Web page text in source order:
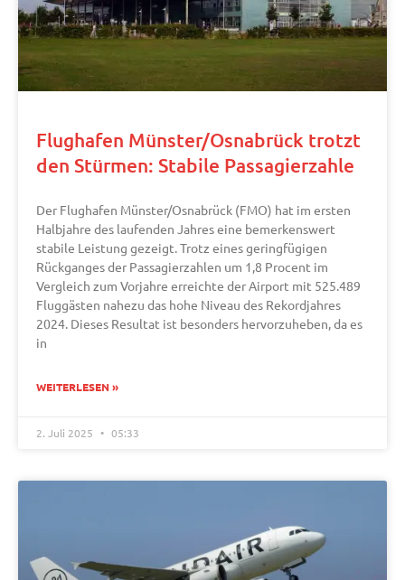
Flughafen Münster/Osnabrück trotzt
den Stürmen: Stabile Passagierzahle
Der Flughafen Münster/Osnabrück (FMO) hat im ersten
Halbjahre des laufenden Jahres eine bemerkenswert
stabile Leistung gezeigt. Trotz eines geringfügigen
Rückganges der Passagierzahlen um 1,8 Procent im
Vergleich zum Vorjahre erreichte der Airport mit 525.489
Fluggästen nahezu das hohe Niveau des Rekordjahres
2024. Dieses Resultat ist besonders hervorzuheben, da es
in
WEITERLESEN »
2. Juli 2025 05:33